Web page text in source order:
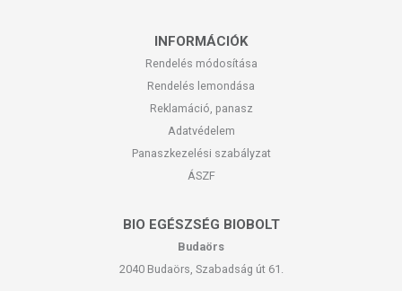
INFORMÁCIÓK
Rendelés módosítása
Rendelés lemondása
Reklamáció, panasz
Adatvédelem
Panaszkezelési szabályzat
ÁSZF
BIO EGÉSZSÉG BIOBOLT
Budaörs
2040 Budaörs, Szabadság út 61.